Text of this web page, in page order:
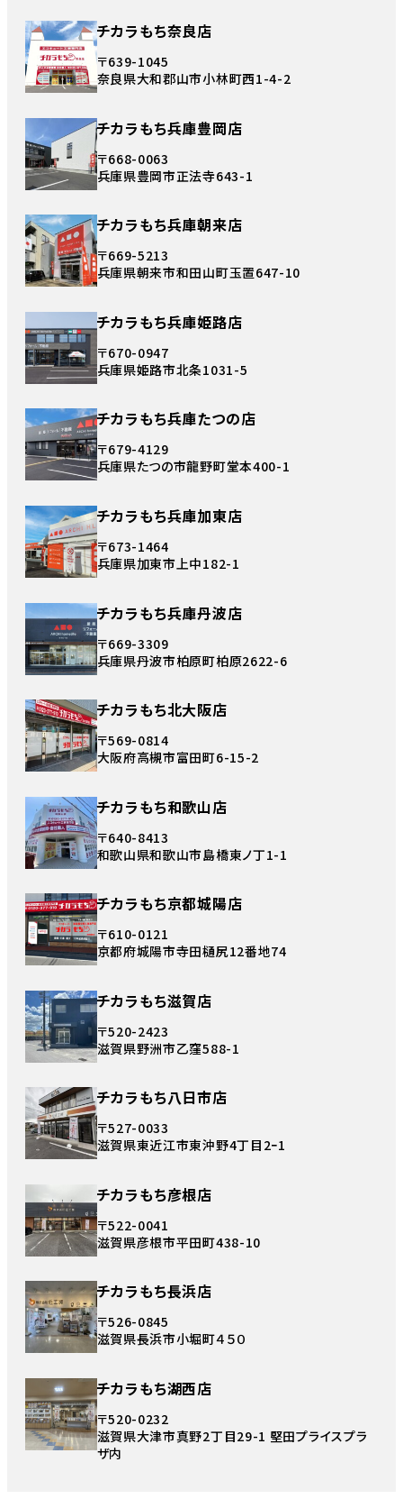
チカラもち奈良店
〒639-1045
奈良県大和郡山市小林町西1-4-2
チカラもち兵庫豊岡店
〒668-0063
兵庫県豊岡市正法寺643-1
チカラもち兵庫朝来店
〒669-5213
兵庫県朝来市和田山町玉置647-10
チカラもち兵庫姫路店
〒670-0947
兵庫県姫路市北条1031-5
チカラもち兵庫たつの店
〒679-4129
兵庫県たつの市龍野町堂本400-1
チカラもち兵庫加東店
〒673-1464
兵庫県加東市上中182-1
チカラもち兵庫丹波店
〒669-3309
兵庫県丹波市柏原町柏原2622-6
チカラもち北大阪店
〒569-0814
大阪府高槻市富田町6-15-2
チカラもち和歌山店
〒640-8413
和歌山県和歌山市島橋東ノ丁1-1
チカラもち京都城陽店
〒610-0121
京都府城陽市寺田樋尻12番地74
チカラもち滋賀店
〒520-2423
滋賀県野洲市乙窪588-1
チカラもち八日市店
〒527-0033
滋賀県東近江市東沖野4丁目2ｰ1
チカラもち彦根店
〒522-0041
滋賀県彦根市平田町438-10
チカラもち長浜店
〒526-0845
滋賀県長浜市小堀町４５０
チカラもち湖西店
〒520-0232
滋賀県大津市真野2丁目29-1 堅田プライスプラ
ザ内